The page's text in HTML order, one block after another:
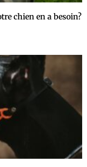
chien en a besoin?